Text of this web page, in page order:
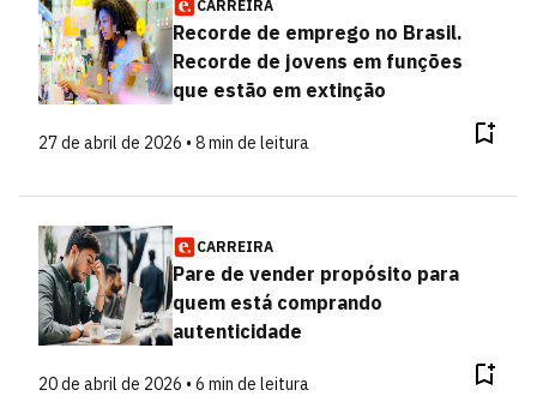
CARREIRA
Recorde de emprego no Brasil.
Recorde de jovens em funções
que estão em extinção
27 de abril de 2026 • 8 min de leitura
CARREIRA
Pare de vender propósito para
quem está comprando
autenticidade
20 de abril de 2026 • 6 min de leitura